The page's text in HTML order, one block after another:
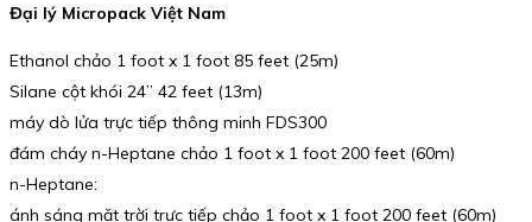
Đại lý Micropack Việt Nam
Ethanol chảo 1 foot x 1 foot 85 feet (25m)
Silane cột khói 24” 42 feet (13m)
máy dò lửa trực tiếp thông minh FDS300
đám cháy n-Heptane chảo 1 foot x 1 foot 200 feet (60m)
n-Heptane:
ánh sáng mặt trời trực tiếp chảo 1 foot x 1 foot 200 feet (60m)